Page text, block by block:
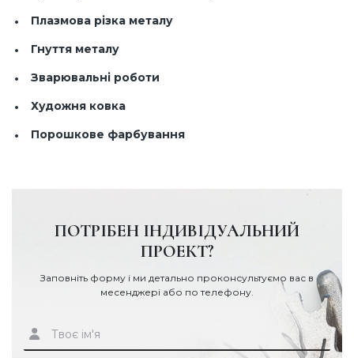
Плазмова різка металу
Гнуття металу
Зварювальні роботи
Художня ковка
Порошкове фарбування
ПОТРІБЕН ІНДИВІДУАЛЬНИЙ
ПРОЕКТ?
Заповніть форму і ми детально проконсультуємо вас в
месенджері або по телефону.